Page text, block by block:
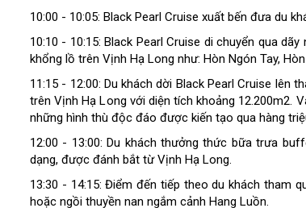
10:00 - 10:05: Black Pearl Cruise xuất bến đưa du
10:10 - 10:15: Black Pearl Cruise di chuyển qua
khổng lồ trên Vịnh Hạ Long như: Hòn Ngón Tay, Hòn
11:15 - 12:00: Du khách dời Black Pearl Cruise lên
trên Vịnh Hạ Long với diện tích khoảng 12.200m2.
những hình thù độc đáo được kiến tạo qua hàng
12:00 - 13:00: Du khách thưởng thức bữa trưa
dạng, được đánh bắt từ Vịnh Hạ Long.
13:30 - 14:15: Điểm đến tiếp theo du khách tham
hoặc ngồi thuyền nan ngắm cảnh Hang Luồn.